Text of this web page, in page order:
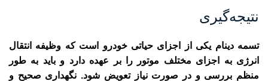
نتیجه‌گیری
تسمه دینام یکی از اجزای حیاتی خودرو است که وظیفه انتقال
انرژی به اجزای مختلف موتور را بر عهده دارد و باید به طور
منظم بررسی و در صورت نیاز تعویض شود. نگهداری صحیح و